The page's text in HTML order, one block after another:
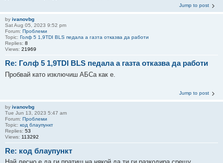
Jump to post
by ivanovbg
Sat Aug 05, 2023 9:52 pm
Forum: Проблеми
Topic: Голф 5 1,9TDI BLS педала а газта отказва да работи
Replies: 8
Views: 21969
Re: Голф 5 1,9TDI BLS педала а газта отказва да работи
Пробвай като изключиш АБСа как е.
Jump to post
by ivanovbg
Tue Jun 13, 2023 5:47 am
Forum: Проблеми
Topic: код блаупункт
Replies: 53
Views: 113292
Re: код блаупункт